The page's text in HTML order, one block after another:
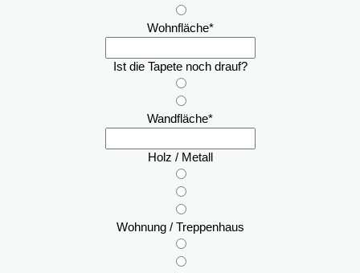
Wohnfläche*
Ist die Tapete noch drauf?
Wandfläche*
Holz / Metall
Wohnung / Treppenhaus